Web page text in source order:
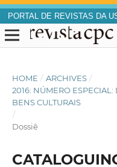
PORTAL DE REVISTAS DA
HOME / ARCHIVES /
2016: NÚMERO
BENS CULTURAIS
/
Dossiê